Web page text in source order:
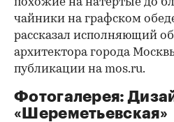
чайники на графском
рассказал исполняющий
архитектора города
публикации на mos.ru.
Фотогалерея:
«Шереметьевская»